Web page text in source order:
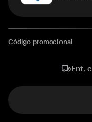
Código promocional
Ent.